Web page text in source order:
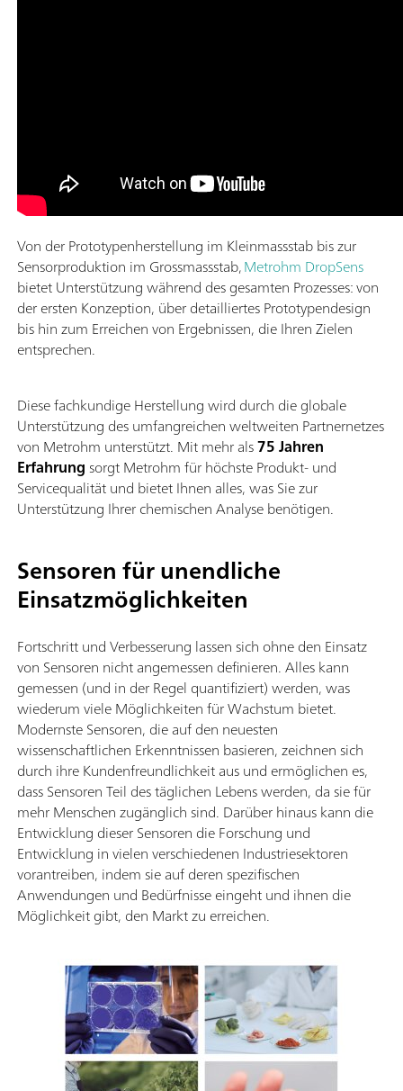
Von der Prototypenherstellung im Kleinmassstab bis zur
Sensorproduktion im Grossmassstab,Metrohm DropSens
bietet Unterstützung während des gesamten Prozesses: von
der ersten Konzeption, über detailliertes Prototypendesign
bis hin zum Erreichen von Ergebnissen, die Ihren Zielen
entsprechen.
Diese fachkundige Herstellung wird durch die globale
Unterstützung des umfangreichen weltweiten Partnernetzes
von Metrohm unterstützt. Mit mehr als75 Jahren
Erfahrungsorgt Metrohm für höchste Produkt- und
Servicequalität und bietet Ihnen alles, was Sie zur
Unterstützung Ihrer chemischen Analyse benötigen.
Sensoren für unendliche
Einsatzmöglichkeiten
Fortschritt und Verbesserung lassen sich ohne den Einsatz
von Sensoren nicht angemessen definieren. Alles kann
gemessen (und in der Regel quantifiziert) werden, was
wiederum viele Möglichkeiten für Wachstum bietet.
Modernste Sensoren, die auf den neuesten
wissenschaftlichen Erkenntnissen basieren, zeichnen sich
durch ihre Kundenfreundlichkeit aus und ermöglichen es,
dass Sensoren Teil des täglichen Lebens werden, da sie für
mehr Menschen zugänglich sind. Darüber hinaus kann die
Entwicklung dieser Sensoren die Forschung und
Entwicklung in vielen verschiedenen Industriesektoren
vorantreiben, indem sie auf deren spezifischen
Anwendungen und Bedürfnisse eingeht und ihnen die
Möglichkeit gibt, den Markt zu erreichen.